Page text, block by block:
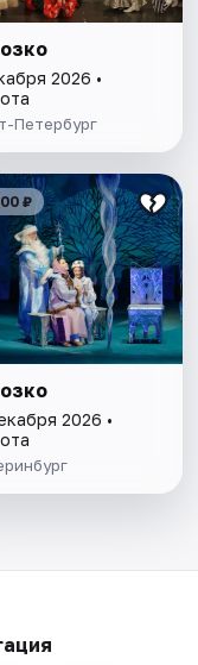
2026 •
Петербург
₽
2026 •